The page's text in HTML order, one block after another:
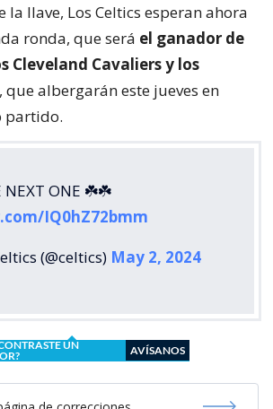
la llave, Los Celtics esperan ahora
ronda, que será el ganador de
Cleveland Cavaliers y los
, que albergarán este jueves en
partido.
NEXT ONE ☘️☘️
IQ0hZ72bmm
(@celtics) May 2, 2024
UN
AVÍSANOS